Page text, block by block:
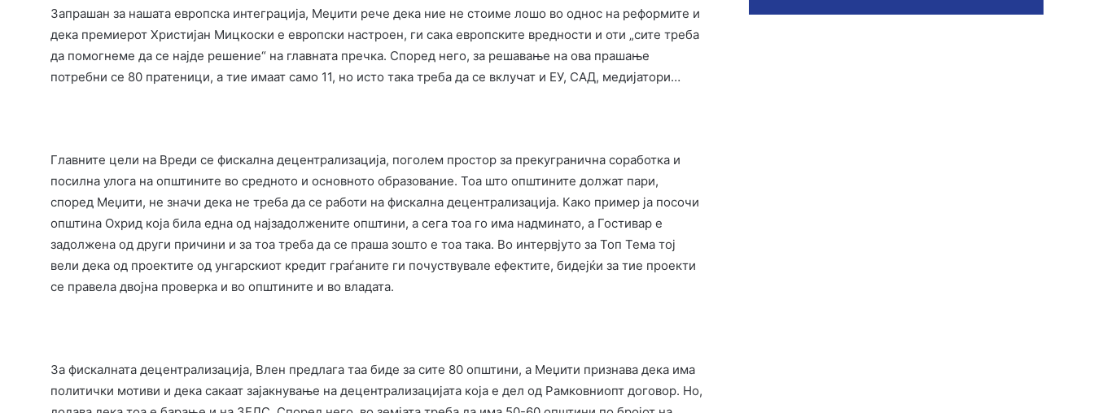
Запрашан за нашата европска интеграција, Меџити рече дека ние не стоиме лошо во однос на реформите и
дека премиерот Христијан Мицкоски е европски настроен, ги сака европските вредности и оти „сите треба
да помогнеме да се најде решение“ на главната пречка. Според него, за решавање на ова прашање
потребни се 80 пратеници, а тие имаат само 11, но исто така треба да се вклучат и ЕУ, САД, медијатори…
Главните цели на Вреди се фискална децентрализација, поголем простор за прекугранична соработка и
посилна улога на општините во средното и основното образование. Тоа што општините должат пари,
според Меџити, не значи дека не треба да се работи на фискална децентрализација. Како пример ја посочи
општина Охрид која била една од најзадолжените општини, а сега тоа го има надминато, а Гостивар е
задолжена од други причини и за тоа треба да се праша зошто е тоа така. Во интервјуто за Топ Тема тој
вели дека од проектите од унгарскиот кредит граѓаните ги почуствувале ефектите, бидејќи за тие проекти
се правела двојна проверка и во општините и во владата.
За фискалната децентрализација, Влен предлага таа биде за сите 80 општини, а Меџити признава дека има
политички мотиви и дека сакаат зајакнување на децентрализацијата која е дел од Рамковниопт договор. Но,